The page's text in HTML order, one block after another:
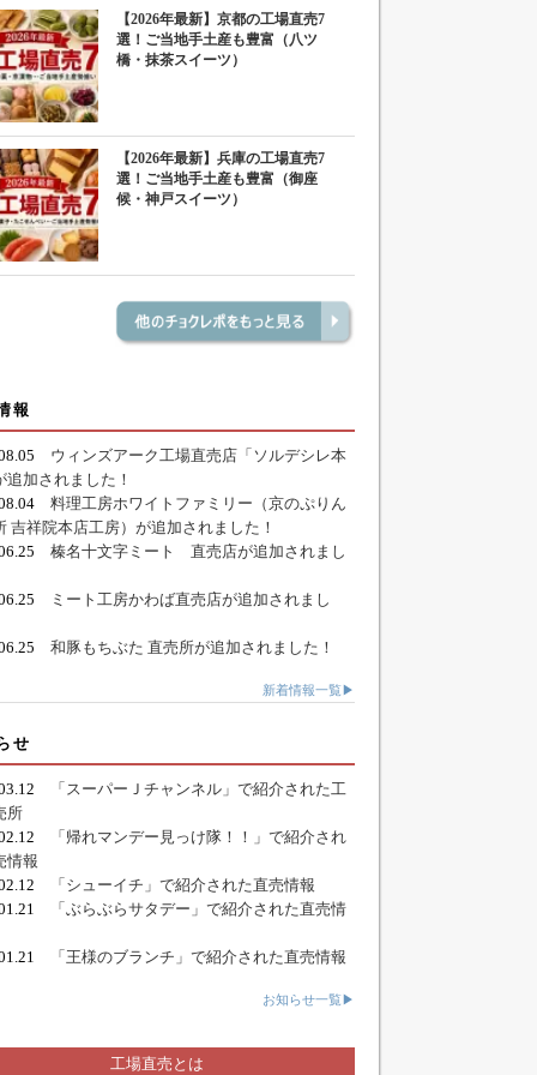
【2026年最新】京都の工場直売7
選！ご当地手土産も豊富（八ツ
橋・抹茶スイーツ）
【2026年最新】兵庫の工場直売7
選！ご当地手土産も豊富（御座
候・神戸スイーツ）
報
ウィンズアーク工場直売店「ソルデシレ本
追加されました！
料理工房ホワイトファミリー（京のぷりん
吉祥院本店工房）が追加されました！
榛名十文字ミート 直売店が追加されまし
ミート工房かわば直売店が追加されまし
和豚もちぶた 直売所が追加されました！
新着情報一覧▶
せ
「スーパーＪチャンネル」で紹介された工
所
「帰れマンデー見っけ隊！！」で紹介され
情報
「シューイチ」で紹介された直売情報
「ぶらぶらサタデー」で紹介された直売情
「王様のブランチ」で紹介された直売情報
お知らせ一覧▶
工場直売とは